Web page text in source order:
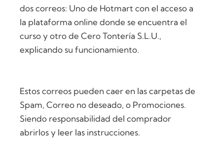
dos correos: Uno de Hotmart con el acceso a
la plataforma online donde se encuentra el
curso y otro de Cero Tontería S.L.U.,
explicando su funcionamiento.
Estos correos pueden caer en las carpetas de
Spam, Correo no deseado, o Promociones.
Siendo responsabilidad del comprador
abrirlos y leer las instrucciones.